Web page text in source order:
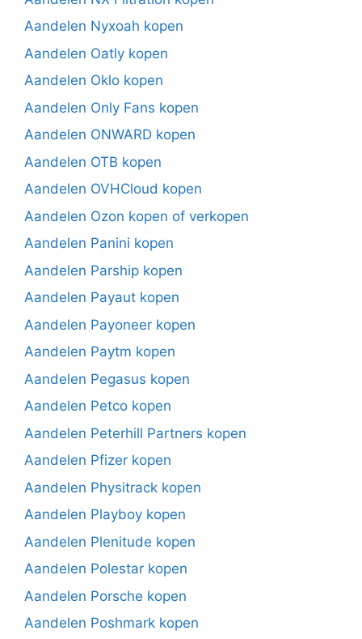
Aandelen Nyxoah kopen
Aandelen Oatly kopen
Aandelen Oklo kopen
Aandelen Only Fans kopen
Aandelen ONWARD kopen
Aandelen OTB kopen
Aandelen OVHCloud kopen
Aandelen Ozon kopen of verkopen
Aandelen Panini kopen
Aandelen Parship kopen
Aandelen Payaut kopen
Aandelen Payoneer kopen
Aandelen Paytm kopen
Aandelen Pegasus kopen
Aandelen Petco kopen
Aandelen Peterhill Partners kopen
Aandelen Pfizer kopen
Aandelen Physitrack kopen
Aandelen Playboy kopen
Aandelen Plenitude kopen
Aandelen Polestar kopen
Aandelen Porsche kopen
Aandelen Poshmark kopen